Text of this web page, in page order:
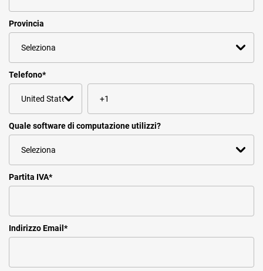
Provincia
Telefono*
Quale software di computazione utilizzi?
Partita IVA*
Indirizzo Email *